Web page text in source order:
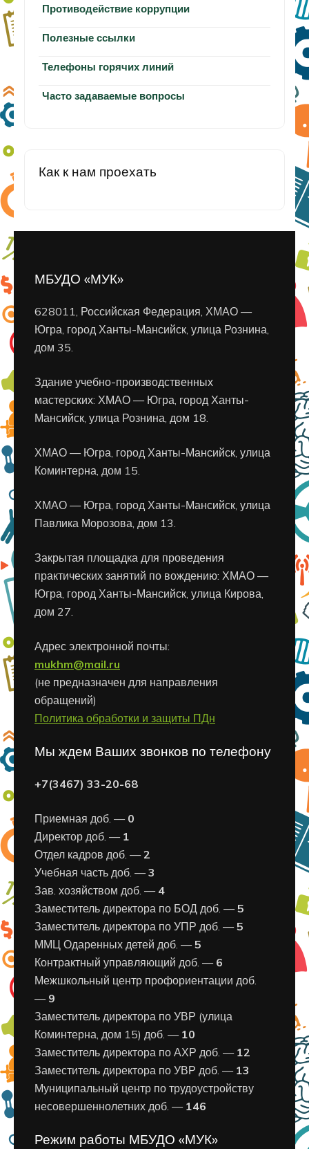
Противодействие коррупции
Полезные ссылки
Телефоны горячих линий
Часто задаваемые вопросы
Как к нам проехать
МБУДО «МУК»
628011, Российская Федерация, ХМАО —
Югра, город Ханты-Мансийск, улица Рознина,
дом 35.
Здание учебно-производственных
мастерских: ХМАО — Югра, город Ханты-
Мансийск, улица Рознина, дом 18.
ХМАО — Югра, город Ханты-Мансийск, улица
Коминтерна, дом 15.
ХМАО — Югра, город Ханты-Мансийск, улица
Павлика Морозова, дом 13.
Закрытая площадка для проведения
практических занятий по вождению: ХМАО —
Югра, город Ханты-Мансийск, улица Кирова,
дом 27.
Адрес электронной почты:
mukhm@mail.ru
(не предназначен для направления
обращений)
Политика обработки и защиты ПДн
Мы ждем Ваших звонков по телефону
+7(3467) 33-20-68
Приемная доб. — 0
Директор доб. — 1
Отдел кадров доб. —2
Учебная часть доб. —3
Зав. хозяйством доб. — 4
Заместитель директора по БОД доб. —5
Заместитель директора по УПР доб. —5
ММЦ Одаренных детей доб. —5
Контрактный управляющий доб. — 6
Межшкольный центр профориентации доб.
— 9
Заместитель директора по УВР (улица
Коминтерна, дом 15) доб. — 10
Заместитель директора по АХР доб. — 12
Заместитель директора по УВР доб. — 13
Муниципальный центр по трудоустройству
несовершеннолетних доб. — 146
Режим работы МБУДО «МУК»